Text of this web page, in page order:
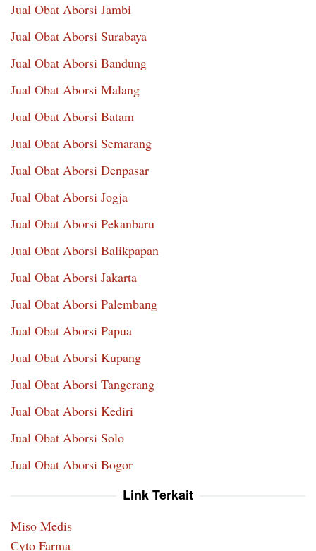
Jual Obat Aborsi Jambi
Jual Obat Aborsi Surabaya
Jual Obat Aborsi Bandung
Jual Obat Aborsi Malang
Jual Obat Aborsi Batam
Jual Obat Aborsi Semarang
Jual Obat Aborsi Denpasar
Jual Obat Aborsi Jogja
Jual Obat Aborsi Pekanbaru
Jual Obat Aborsi Balikpapan
Jual Obat Aborsi Jakarta
Jual Obat Aborsi Palembang
Jual Obat Aborsi Papua
Jual Obat Aborsi Kupang
Jual Obat Aborsi Tangerang
Jual Obat Aborsi Kediri
Jual Obat Aborsi Solo
Jual Obat Aborsi Bogor
Link Terkait
Miso Medis
Cyto Farma